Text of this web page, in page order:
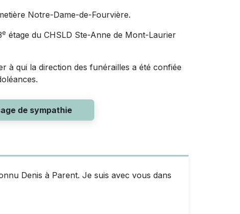
Notre-Dame-de-Fourvière.
e étage du CHSLD Ste-Anne de Mont-Laurier
à qui la direction des funérailles a été confiée
de sympathie
Denis à Parent. Je suis avec vous dans